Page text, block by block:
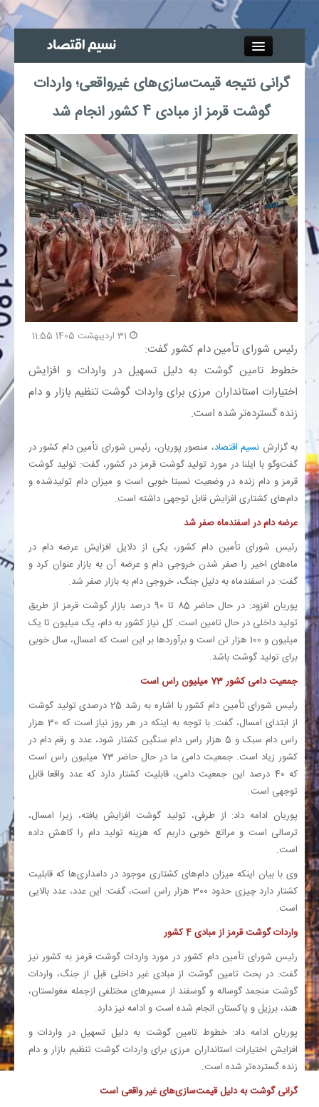
جذب خبرنگار
آگهی استخدام
پیوند‌ها
چند رسانه‌ای
اجتماعی
صنعت معدن و تجارت
بیمه و بورس
بانک
انرژی
خانه
گرانی نتیجه قیمت‌سازی‌های غیرواقعی؛ واردات
گوشت قرمز از مبادی 4 کشور انجام شد
رئیس شورای تأمین دام کشور گفت:
خطوط تامین گوشت به دلیل تسهیل در واردات و افزایش
اختیارات استانداران مرزی برای واردات گوشت تنظیم بازار و دام
زنده گسترده‌تر شده است.
به گزارش نسیم اقتصاد، منصور پوریان، رئیس شورای تأمین دام کشور در
گفت‌و‌گو با ایلنا در مورد تولید گوشت قرمز در کشور، گفت: تولید گوشت
قرمز و دام زنده در وضعیت نسبتا خوبی است و میزان دام تولیدشده و
دام‌های کشتاری افزایش قابل توجهی داشته است.
عرضه دام در اسفندماه صفر شد
رئیس شورای تأمین دام کشور، یکی از دلایل افزایش عرضه دام در
ماه‌های اخیر را صفر شدن خروجی دام و عرضه آن به بازار عنوان کرد و
گفت: در اسفندماه به دلیل جنگ، خروجی دام به بازار صفر شد.
پوریان افزود: در حال حاضر 85 تا 90 درصد بازار گوشت قرمز از طریق
تولید داخلی در حال تامین است. کل نیاز کشور به دام، یک میلیون تا یک
میلیون و 100 هزار تن است و برآورد‌ها بر این است که امسال، سال خوبی
برای تولید گوشت باشد.
جمعیت دامی کشور 73 میلیون راس است
رئیس شورای تأمین دام کشور با اشاره به رشد 25 درصدی تولید گوشت
از ابتدای امسال، گفت: با توجه به اینکه در هر روز نیاز است که 30 هزار
راس دام سبک و 5 هزار راس دام سنگین کشتار شود، عدد و رقم دام در
کشور زیاد است. جمعیت دامی ما در حال حاضر 73 میلیون راس است
که 40 درصد این جمعیت دامی، قابلیت کشتار دارد که عدد واقعا قابل
توجهی است.
پوریان ادامه داد: از طرفی، تولید گوشت افزایش یافته، زیرا امسال،
ترسالی است و مراتع خوبی داریم که هزینه تولید دام را کاهش داده
است.
وی با بیان اینکه میزان دام‌های کشتاری موجود در دامداری‌ها که قابلیت
کشتار دارد چیزی حدود 300 هزار راس است، گفت: این عدد، عدد بالایی
است.
واردات گوشت قرمز از مبادی 4 کشور
رئیس شورای تأمین دام کشور در مورد واردات گوشت قرمز به کشور نیز
گفت: در بحث تامین گوشت از مبادی غیر داخلی قبل از جنگ، واردات
گوشت منجمد گوساله و گوسفند از مسیر‌های مختلفی ازجمله مغولستان،
هند، برزیل و پاکستان انجام شده است و ادامه نیز دارد.
پوریان ادامه داد: خطوط تامین گوشت به دلیل تسهیل در واردات و
افزایش اختیارات استانداران مرزی برای واردات گوشت تنظیم بازار و دام
زنده گسترده‌تر شده است.
گرانی گوشت به دلیل قیمت‌سازی‌های غیر واقعی است